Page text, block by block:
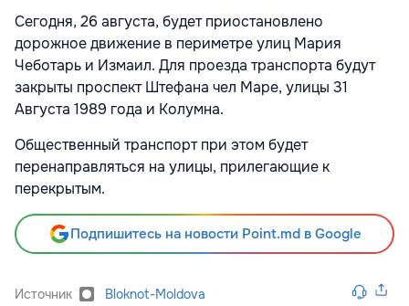
Сегодня, 26 августа, будет приостановлено
дорожное движение в периметре улиц Мария
Чеботарь и Измаил. Для проезда транспорта будут
закрыты проспект Штефана чел Маре, улицы 31
Августа 1989 года и Колумна.
Общественный транспорт при этом будет
перенаправляться на улицы, прилегающие к
перекрытым.
Подпишитесь на новости Point.md в Google
Источник Bloknot-Moldova